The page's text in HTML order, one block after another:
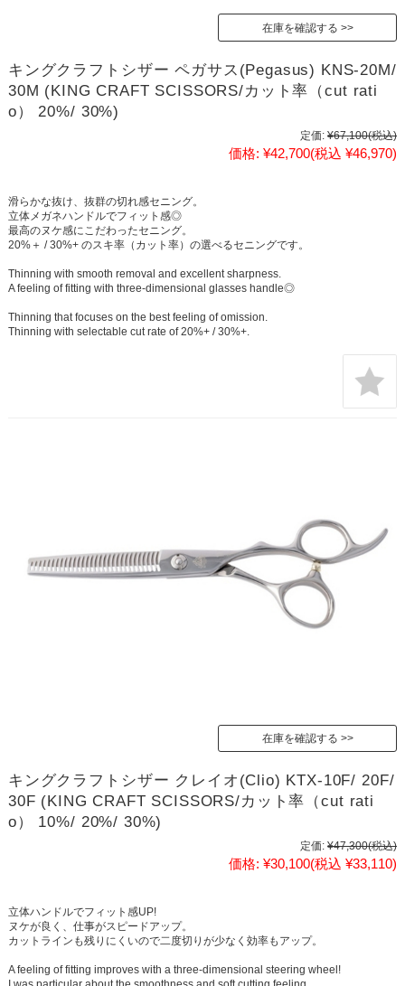
在庫を確認する
キングクラフトシザー ペガサス(Pegasus) KNS-20M/
30M (KING CRAFT SCISSORS/カット率（cut rati
o） 20%/ 30%)
定価: ¥67,100(税込)
価格: ¥42,700(税込 ¥46,970)
滑らかな抜け、抜群の切れ感セニング。
立体メガネハンドルでフィット感◎
最高のヌケ感にこだわったセニング。
20%＋ / 30%+ のスキ率（カット率）の選べるセニングです。
Thinning with smooth removal and excellent sharpness.
A feeling of fitting with three-dimensional glasses handle◎
Thinning that focuses on the best feeling of omission.
Thinning with selectable cut rate of 20%+ / 30%+.
在庫を確認する
キングクラフトシザー クレイオ(Clio) KTX-10F/ 20F/
30F (KING CRAFT SCISSORS/カット率（cut rati
o） 10%/ 20%/ 30%)
定価: ¥47,300(税込)
価格: ¥30,100(税込 ¥33,110)
立体ハンドルでフィット感UP!
ヌケが良く、仕事がスピードアップ。
カットラインも残りにくいので二度切りが少なく効率もアップ。
A feeling of fitting improves with a three-dimensional steering wheel!